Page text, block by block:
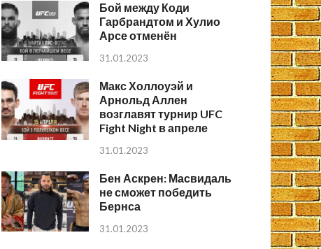
Бой между Коди
Гарбрандтом и Хулио
Арсе отменён
31.01.2023
Макс Холлоуэй и
Арнольд Аллен
возглавят турнир UFC
Fight Night в апреле
31.01.2023
Бен Аскрен: Масвидаль
не сможет победить
Бернса
31.01.2023